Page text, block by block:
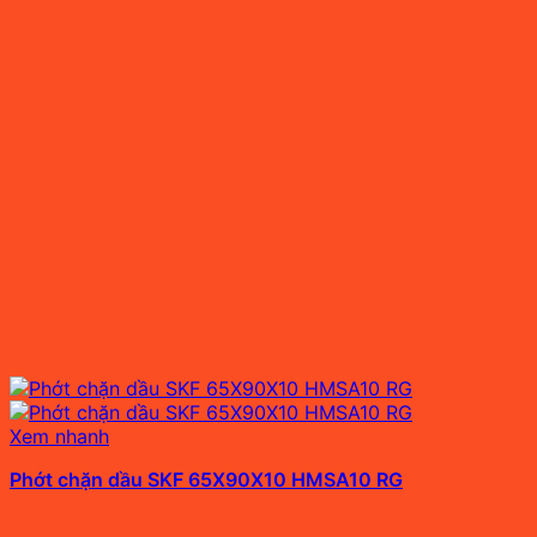
Xem nhanh
Phớt chặn dầu SKF 65X90X10 HMSA10 RG